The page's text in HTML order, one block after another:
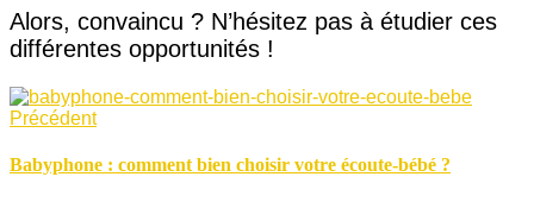
Alors, convaincu ? N’hésitez pas à étudier ces
différentes opportunités !
Précédent
Babyphone : comment bien choisir votre écoute-bébé ?